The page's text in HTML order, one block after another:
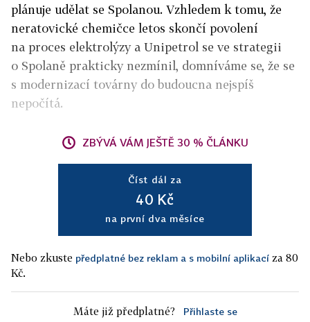
plánuje udělat se Spolanou. Vzhledem k tomu, že
neratovické chemičce letos skončí povolení
na proces elektrolýzy a Unipetrol se ve strategii
o Spolaně prakticky nezmínil, domníváme se, že se
s modernizací továrny do budoucna nejspíš
nepočítá.
ZBÝVÁ VÁM JEŠTĚ 30 % ČLÁNKU
Číst dál za
40 Kč
na první dva měsíce
Nebo zkuste předplatné bez reklam a s mobilní aplikací za 80
Kč.
Máte již předplatné? Přihlaste se